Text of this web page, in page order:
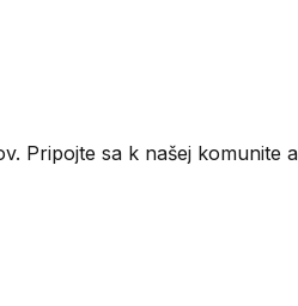
Pripojte sa k našej komunite